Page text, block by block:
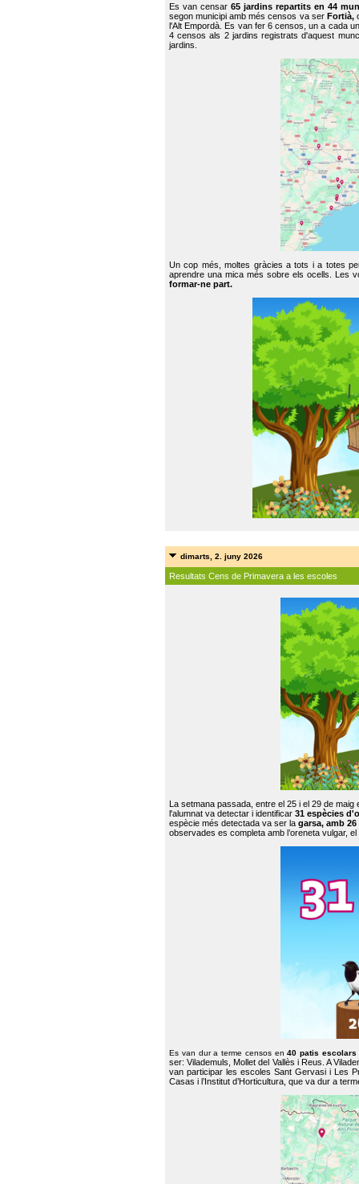
Es van censar65 jardins repartits en 44
segon municipi amb més censos va ser Fortià,
l'Alt Empordà. Es van fer 6 censos, un a cada
4 censos als 2 jardins registrats d'aquest
jardins.
Un cop més, moltes gràcies a tots i a totes
aprendre una mica més sobre els ocells. Les
formar-ne part.
dimarts, 2. juny 2026
Resultats Cens de Primavera a les escoles
La setmana passada, entre el 25 i el 29 de
l'alumnat va detectar i identificar 31 espècies
espècie més detectada va ser la garsa, amb
observades es completa amb l’oreneta vulgar,
Es van dur a terme censos en40 patis escolars
ser: Vilademuls, Mollet del Vallès i Reus. A
van participar les escoles Sant Gervasi i Les
Casas i l’Institut d’Horticultura, que va dur a